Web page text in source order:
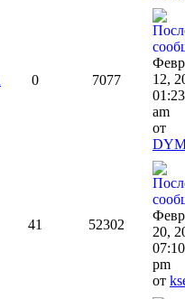
0 7077
12,
am
от
41 52302
20,
pm
от